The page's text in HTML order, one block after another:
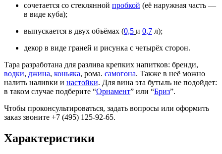
сочетается со стеклянной пробкой (её наружная часть —
в виде куба);
выпускается в двух объёмах (0,5 и 0,7 л);
декор в виде граней и рисунка с четырёх сторон.
Тара разработана для разлива крепких напитков: бренди,
водки, джина, коньяка, рома. самогона. Также в неё можно
налить наливки и настойки. Для вина эта бутыль не подойдет:
в таком случае подберите “Орнамент” или “Бриз”.
Чтобы проконсультироваться, задать вопросы или оформить
заказ звоните +7 (495) 125-92-65.
Характеристики